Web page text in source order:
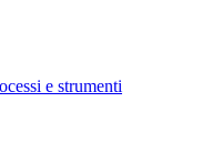
e strumenti